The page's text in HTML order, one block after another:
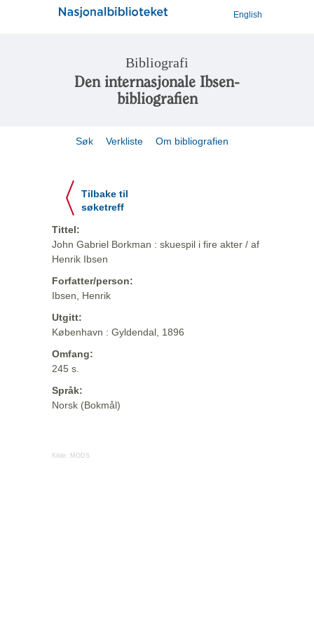
English
Bibliografi
Den internasjonale Ibsen-
bibliografien
Søk Verkliste Om bibliografien
Tilbake til
søketreff
Tittel:
John Gabriel Borkman : skuespil i fire akter / af
Henrik Ibsen
Forfatter/person:
Ibsen, Henrik
Utgitt:
København : Gyldendal, 1896
Omfang:
245 s.
Språk:
Norsk (Bokmål)
Kilde: MODS